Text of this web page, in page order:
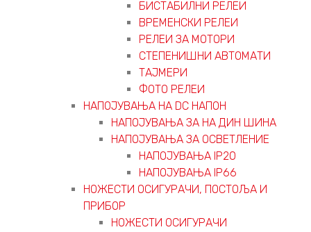
БИСТАБИЛНИ РЕЛЕИ
ВРЕМЕНСКИ РЕЛЕИ
РЕЛЕИ ЗА МОТОРИ
СТЕПЕНИШНИ АВТОМАТИ
ТАЈМЕРИ
ФОТО РЕЛЕИ
НАПОЈУВАЊА НА DC НАПОН
НАПОЈУВАЊА ЗА НА ДИН ШИНА
НАПОЈУВАЊА ЗА ОСВЕТЛЕНИЕ
НАПОЈУВАЊА IP20
НАПОЈУВАЊА IP66
НОЖЕСТИ ОСИГУРАЧИ, ПОСТОЉА И
ПРИБОР
НОЖЕСТИ ОСИГУРАЧИ